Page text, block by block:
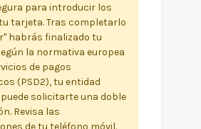
para introducir los
tarjeta. Tras completarlo
habrás finalizado tu
la normativa europea
de pagos
(PSD2), tu entidad
solicitarte una doble
Revisa las
de tu teléfono móvil.